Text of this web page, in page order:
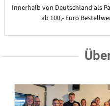
Innerhalb von Deutschland als
ab 100,- Euro